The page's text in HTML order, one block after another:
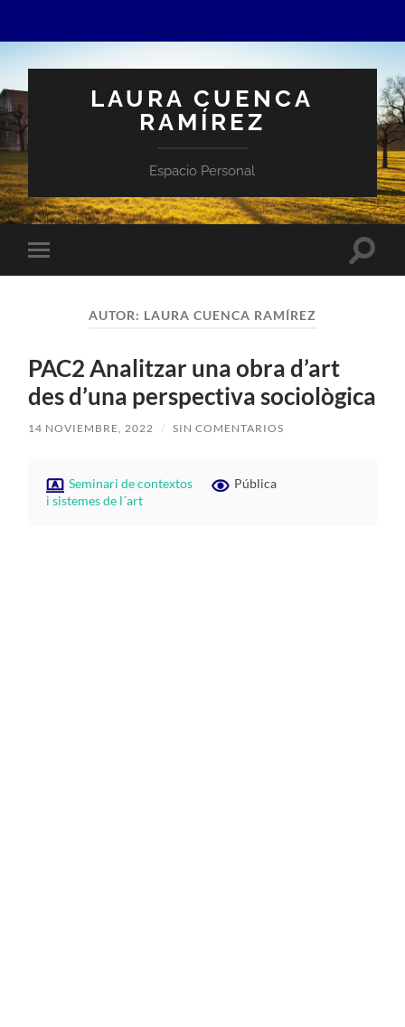
LAURA CUENCA
RAMÍREZ
Espacio Personal
Alternar
el
AUTOR: LAURA CUENCA RAMÍREZ
PAC2 Analitzar una obra d’art
des d’una perspectiva sociològica
14 NOVIEMBRE, 2022 / SIN COMENTARIOS
Seminari de contextos
i sistemes de l´art
Pública